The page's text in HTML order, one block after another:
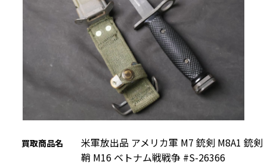
買取商品名
米軍放出品 アメリカ軍 M7 銃剣 M8A1 銃剣
鞘 M16 ベトナム戦戦争 #S-26366